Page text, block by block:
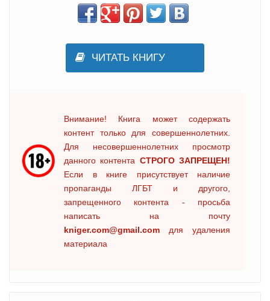
ЧИТАТЬ КНИГУ
Внимание! Книга может содержать
контент только для совершеннолетних.
Для несовершеннолетних просмотр
данного контента СТРОГО ЗАПРЕЩЕН!
Если в книге присутствует наличие
пропаганды ЛГБТ и другого,
запрещенного контента - просьба
написать на почту
kniger.com@gmail.com для удаления
материала